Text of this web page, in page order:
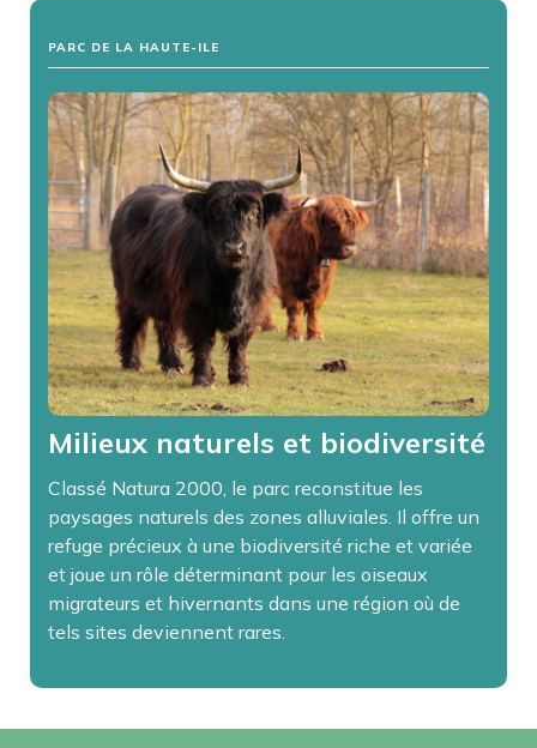
PARC DE LA HAUTE-ILE
Milieux naturels et biodiversité
Classé Natura 2000, le parc reconstitue les
paysages naturels des zones alluviales. Il offre un
refuge précieux à une biodiversité riche et variée
et joue un rôle déterminant pour les oiseaux
migrateurs et hivernants dans une région où de
tels sites deviennent rares.